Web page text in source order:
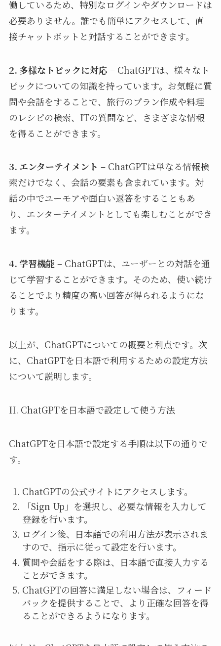
働しているため、特別なログインやダウンロードは
必要ありません。誰でも簡単にアクセスして、直
接チャットボットと対話することができます。
2. 多様なトピックに対応 – ChatGPTは、様々なト
ピックについての知識を持っています。お気軽に質
問や会話をすることで、旅行のプラン作成や料理
のレシピの検索、ITの質問など、さまざまな情報
を得ることができます。
3. エンターテイメント – ChatGPTは単なる情報検
索だけでなく、会話の要素も含まれています。対
話の中でユーモアや面白い返答をすることもあ
り、エンターテイメントとしても楽しむことができ
ます。
4. 学習機能 – ChatGPTは、ユーザーとの対話を通
じて学習することができます。そのため、使い続け
ることでより精度の高い回答が得られるようにな
ります。
以上が、ChatGPTについての概要と利点です。次
に、ChatGPTを日本語で利用するための設定方法
について説明します。
II. ChatGPTを日本語で設定して使う方法
ChatGPTを日本語で設定する手順は以下の通りで
す。
ChatGPTの公式サイトにアクセスします。
「Sign Up」を選択し、必要な情報を入力して
登録を行います。
ログイン後、日本語での利用方法が表示されま
すので、指示に従って設定を行います。
質問や会話をする際は、日本語で直接入力する
ことができます。
ChatGPTの回答に満足しない場合は、フィード
バックを提供することで、より正確な回答を得
ることができるようになります。